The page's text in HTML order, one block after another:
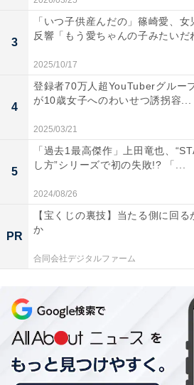
3
「いつ子供産んだの」篠崎愛、女
反響「もう愛ちゃんの子みたいだ
2025/10/17
4
登録者70万人超YouTuberグルー
が10歳女子へのわいせつ誘拐容...
2025/03/21
5
「過去1最高傑作」上田竜也、
し方”シリーズで初の失敗!? 「...
2024/08/26
PR
【宝くじの裏技】当たる側に回る
か
合同会社デジタルファーム